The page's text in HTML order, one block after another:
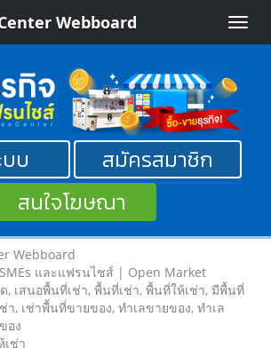
Toggle
Webboard
บบ
สมัครสมาชิก
สนใจโฆษณา
Webboard
และแฟรนไชส์ | Open Market
เสนอพื้นที่เช่า, พื้นที่เช่า, พื้นที่ให้เช่า, มีพื้นที่
า, เช่าพื้นที่ขายของ, ทําเลขายของ, ทำเล
อง
เช่า